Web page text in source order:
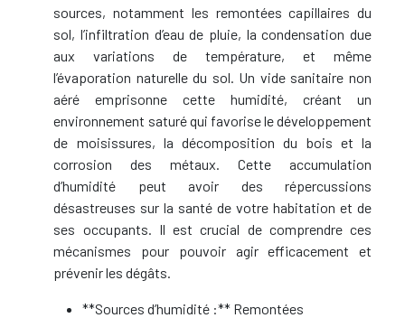
sources, notamment les remontées capillaires du
sol, l’infiltration d’eau de pluie, la condensation due
aux variations de température, et même
l’évaporation naturelle du sol. Un vide sanitaire non
aéré emprisonne cette humidité, créant un
environnement saturé qui favorise le développement
de moisissures, la décomposition du bois et la
corrosion des métaux. Cette accumulation
d’humidité peut avoir des répercussions
désastreuses sur la santé de votre habitation et de
ses occupants. Il est crucial de comprendre ces
mécanismes pour pouvoir agir efficacement et
prévenir les dégâts.
**Sources d’humidité :** Remontées